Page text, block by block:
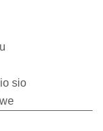
sio